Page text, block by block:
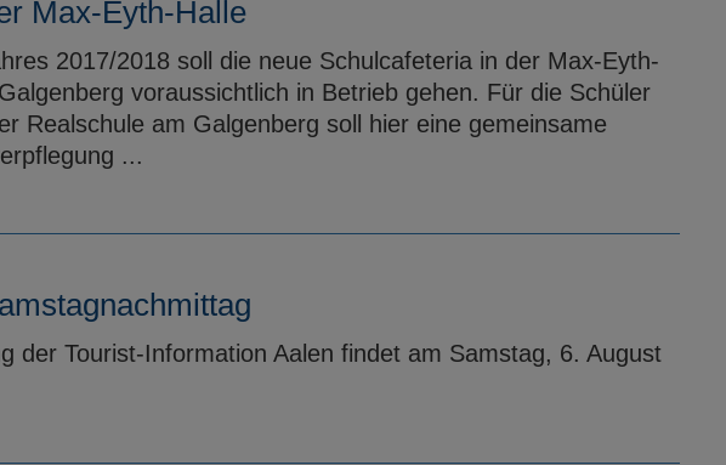
Max-Eyth-Halle
2017/2018 soll die neue Schulcafeteria in der Max-Eyth-
voraussichtlich in Betrieb gehen. Für die Schüler
Realschule am Galgenberg soll hier eine gemeinsame
...
der Tourist-Information Aalen findet am Samstag, 6. August